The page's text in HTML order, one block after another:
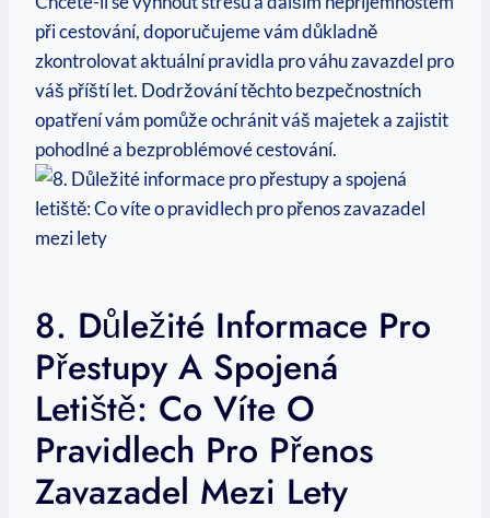
při cestování, doporučujeme vám důkladně
zkontrolovat aktuální pravidla pro váhu zavazdel pro
váš příští let. Dodržování těchto bezpečnostních
opatření vám pomůže ochránit váš majetek a zajistit
pohodlné a bezproblémové cestování.
8. Důležité Informace Pro
Přestupy A Spojená
Letiště: Co Víte O
Pravidlech Pro Přenos
Zavazadel Mezi Lety